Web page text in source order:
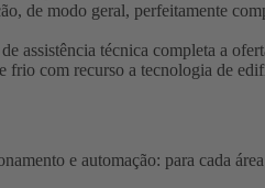
de modo geral, perfeitamente
assistência técnica completa a
frio com recurso a tecnologia de
e automação: para cada